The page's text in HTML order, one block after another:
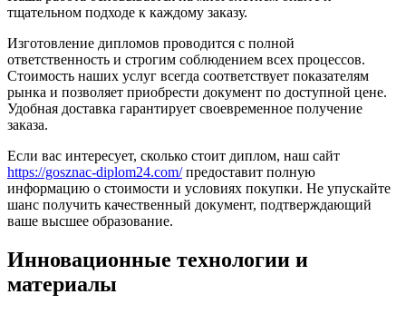
тщательном подходе к каждому заказу.
Изготовление дипломов проводится с полной
ответственность и строгим соблюдением всех процессов.
Стоимость наших услуг всегда соответствует показателям
рынка и позволяет приобрести документ по доступной цене.
Удобная доставка гарантирует своевременное получение
заказа.
Если вас интересует, сколько стоит диплом, наш сайт
https://gosznac-diplom24.com/предоставит полную
информацию о стоимости и условиях покупки. Не упускайте
шанс получить качественный документ, подтверждающий
ваше высшее образование.
Инновационные технологии и
материалы